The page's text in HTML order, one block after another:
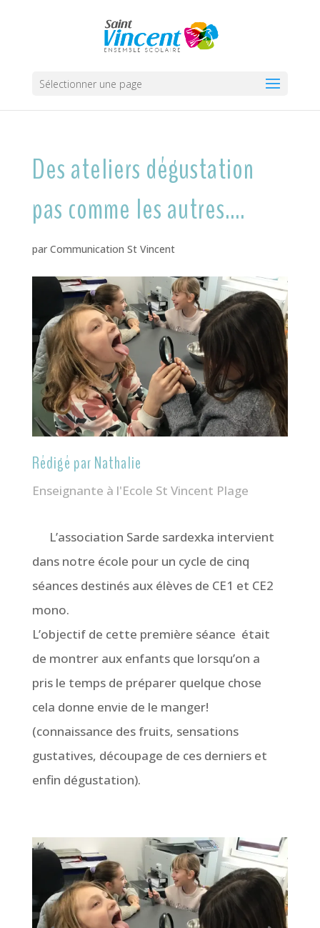
Sélectionner une page
Des ateliers dégustation
pas comme les autres….
par Communication St Vincent
Rédigé par Nathalie
Enseignante à l'Ecole St Vincent Plage
L’association Sarde sardexka intervient
dans notre école pour un cycle de cinq
séances destinés aux élèves de CE1 et CE2
mono.
L’objectif de cette première séance était
de montrer aux enfants que lorsqu’on a
pris le temps de préparer quelque chose
cela donne envie de le manger!
(connaissance des fruits, sensations
gustatives, découpage de ces derniers et
enfin dégustation).